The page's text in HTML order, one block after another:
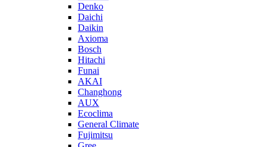
Denko
Daichi
Daikin
Axioma
Bosch
Hitachi
Funai
AKAI
Changhong
AUX
Ecoclima
General Climate
Fujimitsu